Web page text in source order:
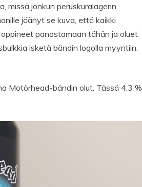
missä jonkun peruskuralagerin
jäänyt se kuva, että kaikki
panostamaan tähän ja oluet
isketä bändin logolla myyntiin.
Motörhead-bändin olut. Tässä 4,3 %